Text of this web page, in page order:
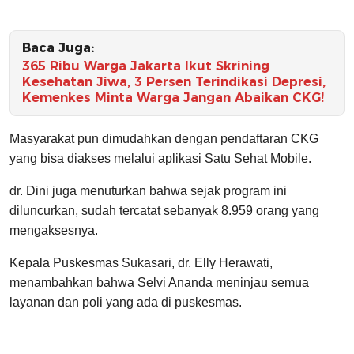
Baca Juga:
365 Ribu Warga Jakarta Ikut Skrining
Kesehatan Jiwa, 3 Persen Terindikasi Depresi,
Kemenkes Minta Warga Jangan Abaikan CKG!
Masyarakat pun dimudahkan dengan pendaftaran CKG
yang bisa diakses melalui aplikasi Satu Sehat Mobile.
dr. Dini juga menuturkan bahwa sejak program ini
diluncurkan, sudah tercatat sebanyak 8.959 orang yang
mengaksesnya.
Kepala Puskesmas Sukasari, dr. Elly Herawati,
menambahkan bahwa Selvi Ananda meninjau semua
layanan dan poli yang ada di puskesmas.